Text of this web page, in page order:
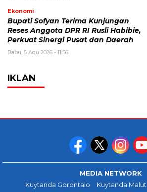
Ekonomi
Bupati Sofyan Terima Kunjungan
Reses Anggota DPR RI Rusli Habibie,
Perkuat Sinergi Pusat dan Daerah
Rabu, 5 Agu 2026 - 11:56
IKLAN
MEDIA NETWORK
Kuytanda Gorontalo
Kuytanda Malut